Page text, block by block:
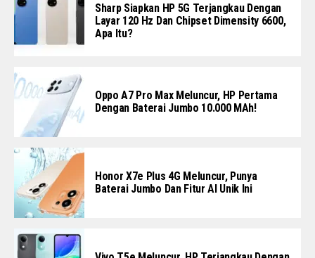
Sharp Siapkan HP 5G Terjangkau Dengan
Layar 120 Hz Dan Chipset Dimensity 6600,
Apa Itu?
Oppo A7 Pro Max Meluncur, HP Pertama
Dengan Baterai Jumbo 10.000 MAh!
Honor X7e Plus 4G Meluncur, Punya
Baterai Jumbo Dan Fitur AI Unik Ini